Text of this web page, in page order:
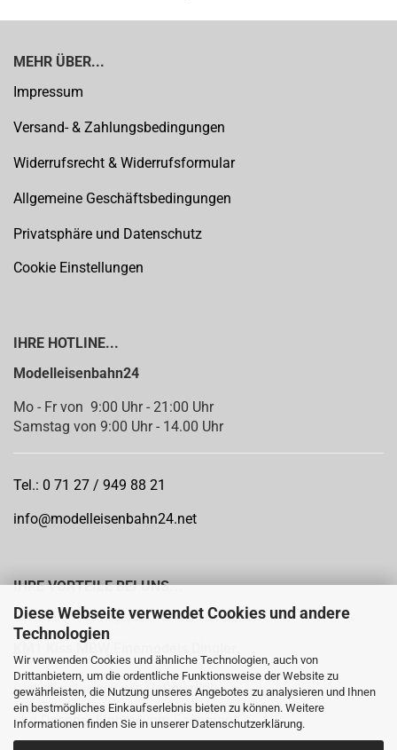
Diese Webseite verwendet Cookies und andere
Technologien
Wir verwenden Cookies und ähnliche Technologien, auch von
Drittanbietern, um die ordentliche Funktionsweise der Website zu
gewährleisten, die Nutzung unseres Angebotes zu analysieren und Ihnen
ein bestmögliches Einkaufserlebnis bieten zu können. Weitere
Informationen finden Sie in unserer Datenschutzerklärung.
MEHR ÜBER...
Impressum
Versand- & Zahlungsbedingungen
Widerrufsrecht & Widerrufsformular
Allgemeine Geschäftsbedingungen
Privatsphäre und Datenschutz
Cookie Einstellungen
IHRE HOTLINE...
Modelleisenbahn24
Mo - Fr von 9:00 Uhr - 21:00 Uhr
Samstag von 9:00 Uhr - 14.00 Uhr
Tel.: 0 71 27 / 949 88 21
info@modelleisenbahn24.net
IHRE VORTEILE BEI UNS...
Offizieller Vertragspartner der Hersteller:
Kiss MBW Finemodels Dingler
Dienstleistungen wiePatinierung
undDecoder Einbau vom Fachmann